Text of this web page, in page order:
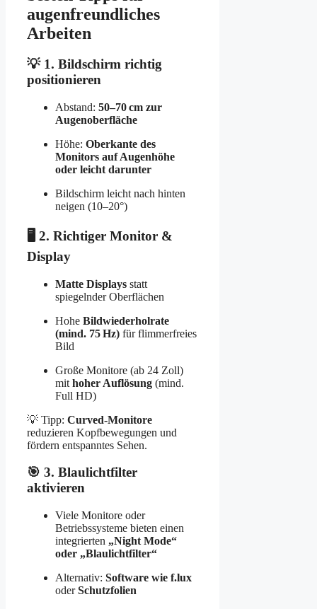
augenfreundliches
Arbeiten
💡 1. Bildschirm richtig
positionieren
Abstand: 50–70 cm zur
Augenoberfläche
Höhe: Oberkante des
Monitors auf Augenhöhe
oder leicht darunter
Bildschirm leicht nach hinten
neigen (10–20°)
🖥️ 2. Richtiger Monitor &
Display
Matte Displays statt
spiegelnder Oberflächen
Hohe Bildwiederholrate
(mind. 75 Hz) für flimmerfreies
Bild
Große Monitore (ab 24 Zoll)
mit hoher Auflösung (mind.
Full HD)
💡 Tipp: Curved-Monitore
reduzieren Kopfbewegungen und
fördern entspanntes Sehen.
🎯 3. Blaulichtfilter
aktivieren
Viele Monitore oder
Betriebssysteme bieten einen
integrierten „Night Mode“
oder „Blaulichtfilter“
Alternativ: Software wie f.lux
oderSchutzfolien